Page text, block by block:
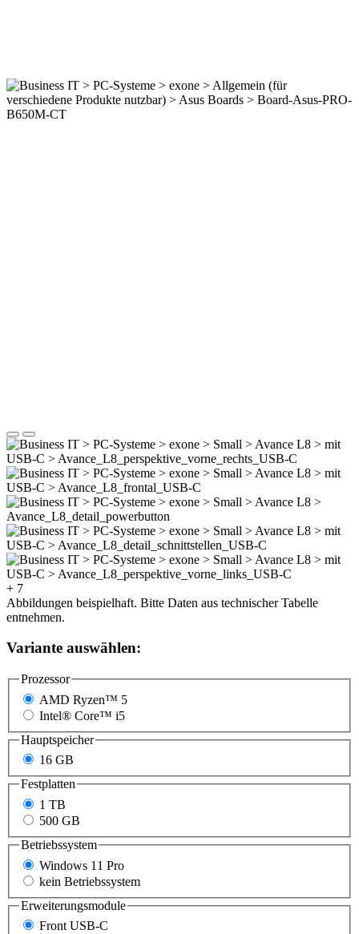
+ 7
Abbildungen beispielhaft. Bitte Daten aus technischer Tabelle
entnehmen.
Variante auswählen:
Prozessor
AMD Ryzen™ 5
Intel® Core™ i5
Hauptspeicher
16 GB
Festplatten
1 TB
500 GB
Betriebssystem
Windows 11 Pro
kein Betriebssystem
Erweiterungsmodule
Front USB-C